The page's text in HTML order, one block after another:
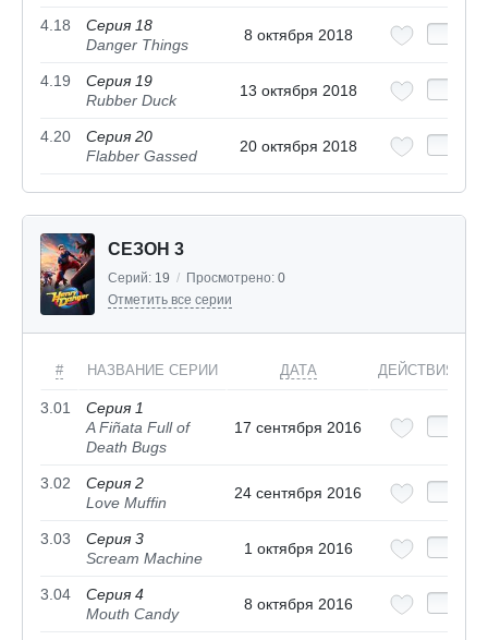
4.18
Серия 18
Danger Things
8 октября 2018
4.19
Серия 19
Rubber Duck
13 октября 2018
4.20
Серия 20
Flabber Gassed
20 октября 2018
СЕЗОН 3
Серий: 19 / Просмотрено: 0
Отметить все серии
# НАЗВАНИЕ СЕРИИ ДАТА ДЕЙСТВИЯ
3.01
Серия 1
A Fiñata Full of
Death Bugs
17 сентября 2016
3.02
Серия 2
Love Muffin
24 сентября 2016
3.03
Серия 3
Scream Machine
1 октября 2016
3.04
Серия 4
Mouth Candy
8 октября 2016